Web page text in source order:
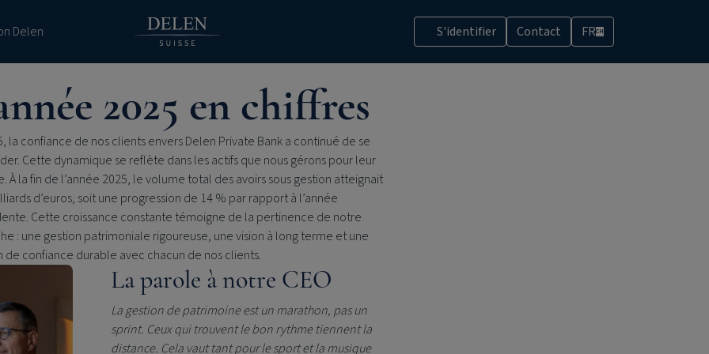
Delen S'identifier Contact FRCH
2025 en chiffres
la confiance de nos clients enversDelen Private Banka continué de se
Cette dynamique se reflète dans les actifs que nous gérons pour leur
À la fin de l’année 2025, le volume total des avoirs sous gestion atteignait
d’euros, soit une progression de 14 % par rapport à l’année
Cette croissance constante témoigne de la pertinence de notre
: une gestion patrimoniale rigoureuse, une vision à long terme et une
de confiance durable avec chacun de nos clients.
La parole à notre CEO
La gestion de patrimoine est un marathon, pas un
sprint. Ceux qui trouvent le bon rythme tiennent la
distance. Cela vaut tant pour le sport et la musique